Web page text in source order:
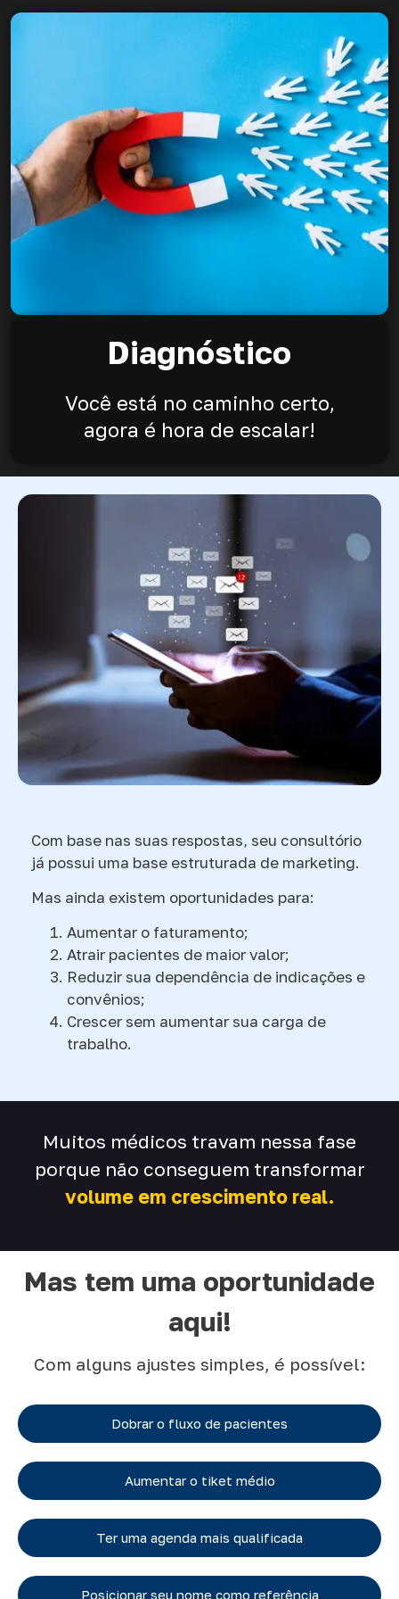
Diagnóstico
Você está no caminho certo,
agora é hora de escalar!
Com base nas suas respostas, seu consultório
já possui uma base estruturada de marketing.
Mas ainda existem oportunidades para:
Aumentar o faturamento;
Atrair pacientes de maior valor;
Reduzir sua dependência de indicações e
convênios;
Crescer sem aumentar sua carga de
trabalho.
Muitos médicos travam nessa fase
porque não conseguem transformar
volume em crescimento real.
Mas tem uma oportunidade
aqui!
Com alguns ajustes simples, é possível:
Dobrar o fluxo de pacientes
Aumentar o tiket médio
Ter uma agenda mais qualificada
Posicionar seu nome como referência